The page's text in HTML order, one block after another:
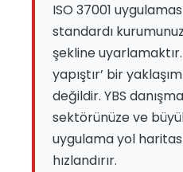
ISO 37001
standardı
şekline
yapıştır’ bir
değildir. YBS
sektörünüze ve
uygulama yol
hızlandırır.